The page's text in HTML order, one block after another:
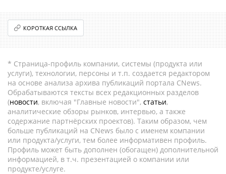
КОРОТКАЯ ССЫЛКА
* Страница-профиль компании, системы (продукта или
услуги), технологии, персоны и т.п. создается редактором
на основе анализа архива публикаций портала CNews.
Обрабатываются тексты всех редакционных разделов
(новости, включая "Главные новости", статьи,
аналитические обзоры рынков, интервью, а также
содержание партнёрских проектов). Таким образом, чем
больше публикаций на CNews было с именем компании
или продукта/услуги, тем более информативен профиль.
Профиль может быть дополнен (обогащен) дополнительной
информацией, в т.ч. презентацией о компании или
продукте/услуге.